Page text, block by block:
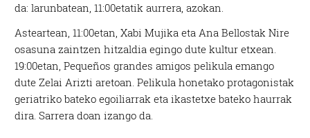
da: larunbatean, 11:00etatik aurrera, azokan.
Asteartean, 11:00etan, Xabi Mujika eta Ana Bellostak Nire
osasuna zaintzen hitzaldia egingo dute kultur etxean.
19:00etan, Pequeños grandes amigos pelikula emango
dute Zelai Arizti aretoan. Pelikula honetako protagonistak
geriatriko bateko egoiliarrak eta ikastetxe bateko haurrak
dira. Sarrera doan izango da.